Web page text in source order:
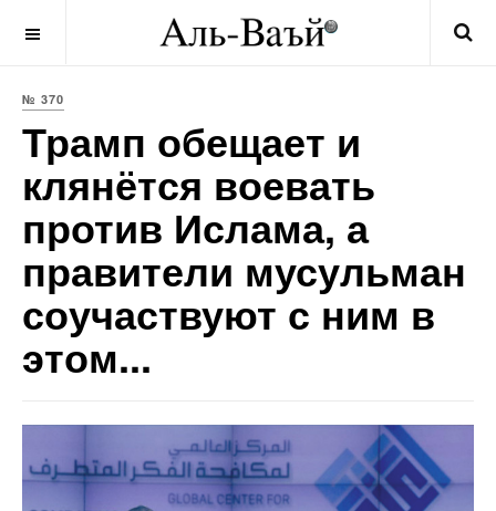
№ 370
Трамп обещает и
клянётся воевать
против Ислама, а
правители мусульман
соучаствуют с ним в
этом...